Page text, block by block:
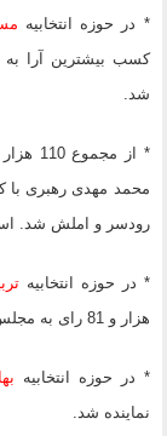
* در حوزه انتخابیه
کسب بیشترین آرا به
شد.
* از مجموع 110 هزار و 643 رای ماخوذه در حوزه انتخابیه
رودسر و املش شد.
* در حوزه انتخابیه
هزار و 81 رای به مجلس نهم راه یافت.
* در حوزه انتخابیه
نماینده شد.